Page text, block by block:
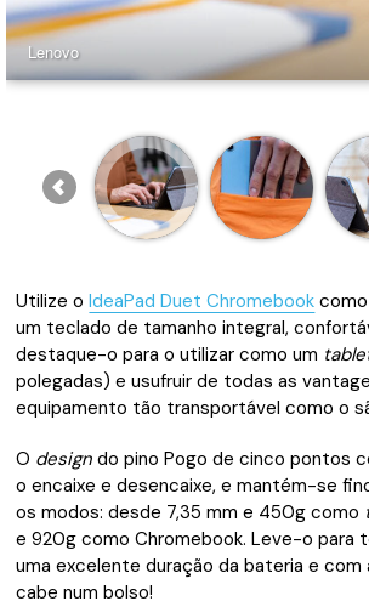
Lenovo
Utilize oIdeaPad Duet Chromebook
um teclado de tamanho integral,
destaque-o para o utilizar como um
polegadas) e usufruir de todas as
equipamento tão transportável como o
O design do pino Pogo de cinco pontos
o encaixe e desencaixe, e mantém-se
os modos: desde 7,35 mm e 450g como
e 920g como Chromebook. Leve-o para
uma excelente duração da bateria e
cabe num bolso!